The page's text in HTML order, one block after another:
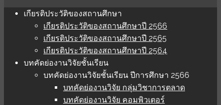
เกียรติประวัติของสถานศึกษา
เกียรติประวัติของสถานศึกษาปี 2566
เกียรติประวัติของสถานศึกษาปี 2565
เกียรติประวัติของสถานศึกษาปี 2564
บทคัดย่องานวิจัยชั้นเรียน
บทคัดย่องานวิจัยชั้นเรียน ปีการศึกษา 2566
บทคัดย่องานวิจัย กลุ่มวิชาการตลาด
บทคัดย่องานวิจัย คอมพิวเตอร์